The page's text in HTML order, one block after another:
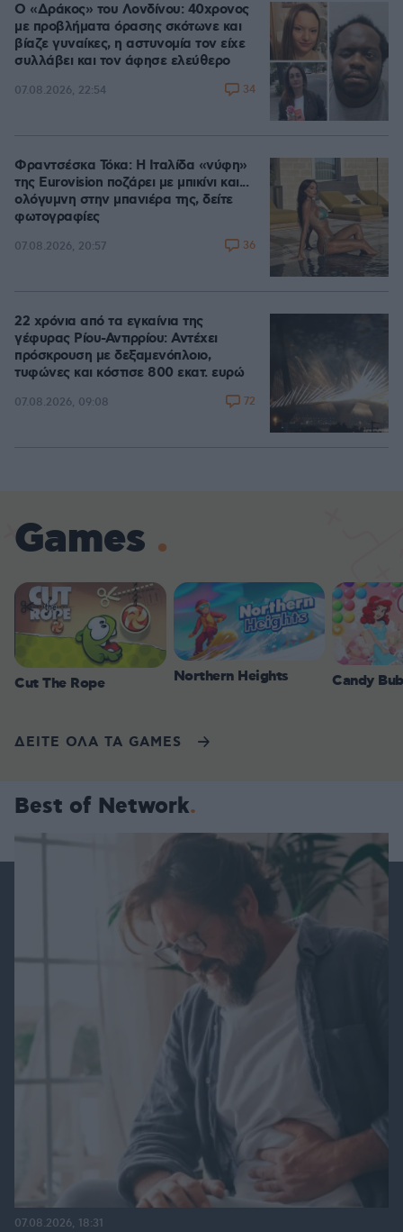
Ο «Δράκος» του Λονδίνου: 40χρονος
με προβλήματα όρασης σκότωνε και
βίαζε γυναίκες, η αστυνομία τον είχε
συλλάβει και τον άφησε ελεύθερο
07.08.2026, 22:54 34
Φραντσέσκα Τόκα: Η Ιταλίδα «νύφη»
της Eurovision ποζάρει με μπικίνι και...
ολόγυμνη στην μπανιέρα της, δείτε
φωτογραφίες
07.08.2026, 20:57 36
22 χρόνια από τα εγκαίνια της
γέφυρας Ρίου-Αντιρρίου: Αντέχει
πρόσκρουση με δεξαμενόπλοιο,
τυφώνες και κόστισε 800 εκατ. ευρώ
07.08.2026, 09:08 72
Games
Cut The Rope Northern Heights Candy
ΔΕΙΤΕ ΟΛΑ ΤΑ GAMES
Best of Network
07.08.2026, 18:31